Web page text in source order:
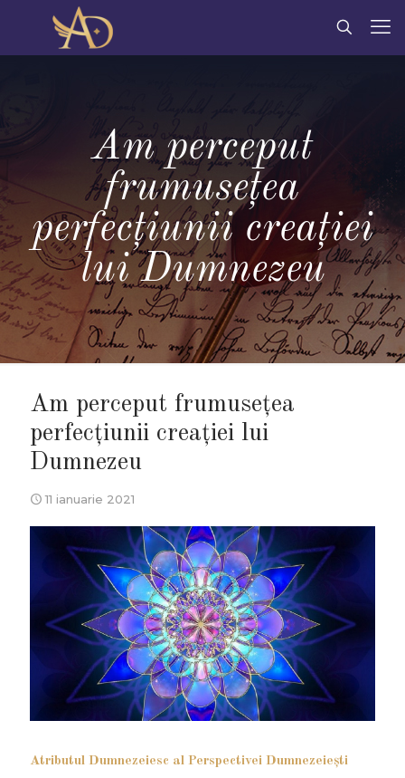
Am perceput
frumusețea
perfecțiunii creației
lui Dumnezeu
Am perceput frumusețea
perfecțiunii creației lui
Dumnezeu
11 ianuarie 2021
Atributul Dumnezeiesc al Perspectivei Dumnezeieşti